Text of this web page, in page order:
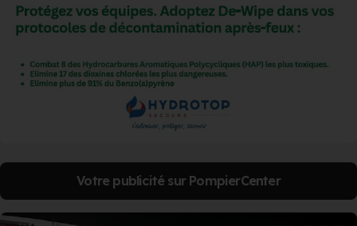
Votre publicité sur PompierCenter